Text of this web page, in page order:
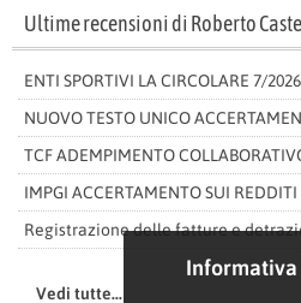
Ultime recensioni di Roberto
ENTI SPORTIVI LA CIRCOLARE 7/
NUOVO TESTO UNICO
TCF ADEMPIMENTO
IMPGI ACCERTAMENTO SUI REDDITI
Registrazione delle fatture e
Vedi tutte...
Informativa